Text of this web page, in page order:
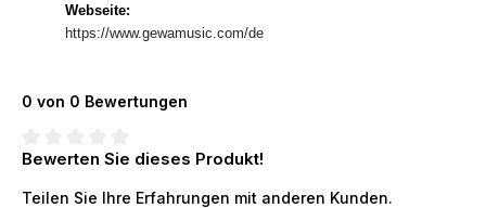
Webseite:
https://www.gewamusic.com/de
0 von 0 Bewertungen
Durchschnittliche Bewertung von 0 von 5 Sternen
Bewerten Sie dieses Produkt!
Teilen Sie Ihre Erfahrungen mit anderen Kunden.